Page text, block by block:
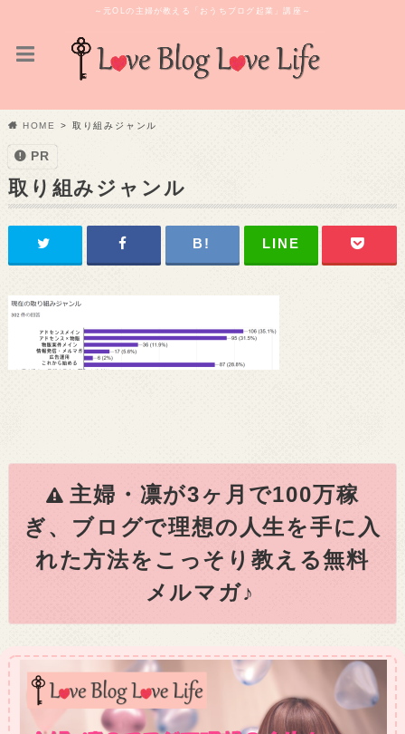
～元OLの主婦が教える「おうちブログ起業」講座～
HOME 取り組みジャンル
PR
取り組みジャンル
主婦・凛が3ヶ月で100万稼
ぎ、ブログで理想の人生を手に入
れた方法をこっそり教える無料
メルマガ♪